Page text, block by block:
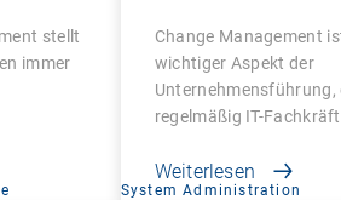
stellt
immer
Management
Change Management
wichtiger Aspekt der
Unternehmensführung,
regelmäßig IT-
Weiterlesen
System Administration